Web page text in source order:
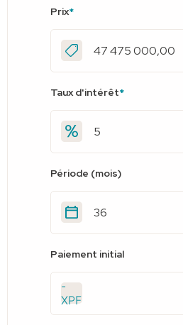
Prix*
Taux d'intérêt*
Période (mois)
Paiement initial
-
XPF